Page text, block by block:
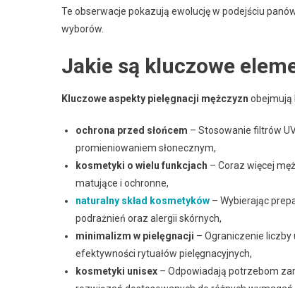
Te obserwacje pokazują ewolucję w podejściu
wyborów.
Jakie są kluczowe
Kluczowe aspekty pielęgnacji mężczyzn obejmują
ochrona przed słońcem – Stosowanie filtrów
promieniowaniem słonecznym,
kosmetyki o wielu funkcjach – Coraz więcej
matujące i ochronne,
naturalny skład kosmetyków – Wybierając
podrażnień oraz alergii skórnych,
minimalizm w pielęgnacji – Ograniczenie
efektywności rytuałów pielęgnacyjnych,
kosmetyki unisex – Odpowiadają potrzebom